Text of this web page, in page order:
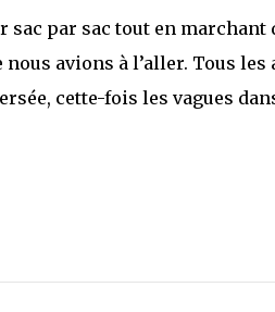
par sac tout en marchant
avions à l’aller. Tous les
cette-fois les vagues